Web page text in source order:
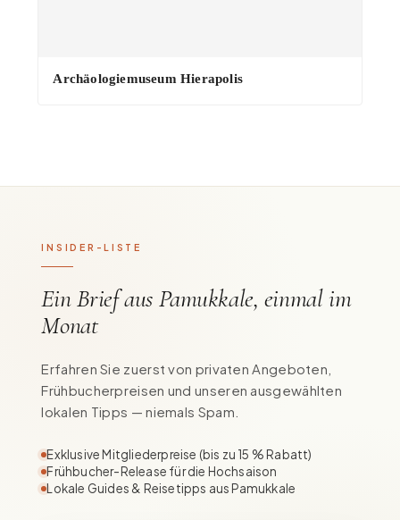
Archäologiemuseum Hierapolis
INSIDER-LISTE
Ein Brief aus Pamukkale, einmal im
Monat
Erfahren Sie zuerst von privaten Angeboten,
Frühbucherpreisen und unseren ausgewählten
lokalen Tipps — niemals Spam.
Exklusive Mitgliederpreise (bis zu 15 % Rabatt)
Frühbucher-Release für die Hochsaison
Lokale Guides & Reisetipps aus Pamukkale